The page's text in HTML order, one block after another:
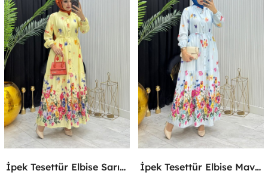
İpek Tesettür Elbise Sarı Sarı İpek Tesettür Elbise Mavi Mavi